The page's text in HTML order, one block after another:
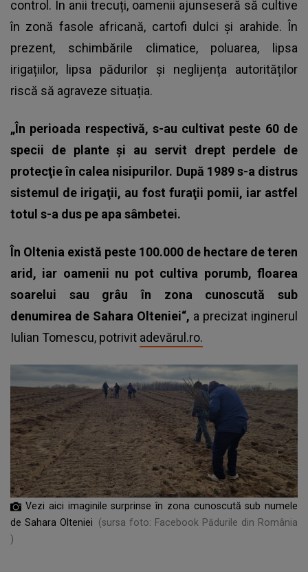
control. În anii trecuți, oamenii ajunseseră să cultive
în zonă fasole africană, cartofi dulci şi arahide. În
prezent, schimbările climatice, poluarea, lipsa
irigațiilor, lipsa pădurilor și neglijența autorităților
riscă să agraveze situația.
„În perioada respectivă, s-au cultivat peste 60 de
specii de plante şi au servit drept perdele de
protecţie în calea nisipurilor. După 1989 s-a distrus
sistemul de irigaţii, au fost furaţii pomii, iar astfel
totul s-a dus pe apa sâmbetei.
În Oltenia există peste 100.000 de hectare de teren
arid, iar oamenii nu pot cultiva porumb, floarea
soarelui sau grâu în zona cunoscută sub
denumirea de Sahara Olteniei“, a precizat inginerul
Iulian Tomescu, potrivit adevărul.ro.
Vezi aici imaginile surprinse în zona cunoscută sub numele
de Sahara Olteniei
(sursa foto: Facebook Pădurile din România
)